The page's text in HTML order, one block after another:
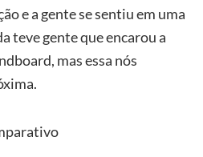
e a gente se sentiu em uma
teve gente que encarou a
mas essa nós